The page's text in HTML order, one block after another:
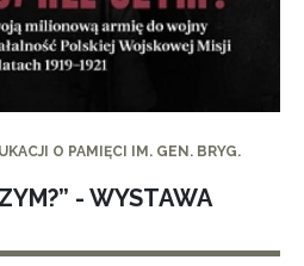
O PAMIĘCI IM. GEN. BRYG.
- WYSTAWA